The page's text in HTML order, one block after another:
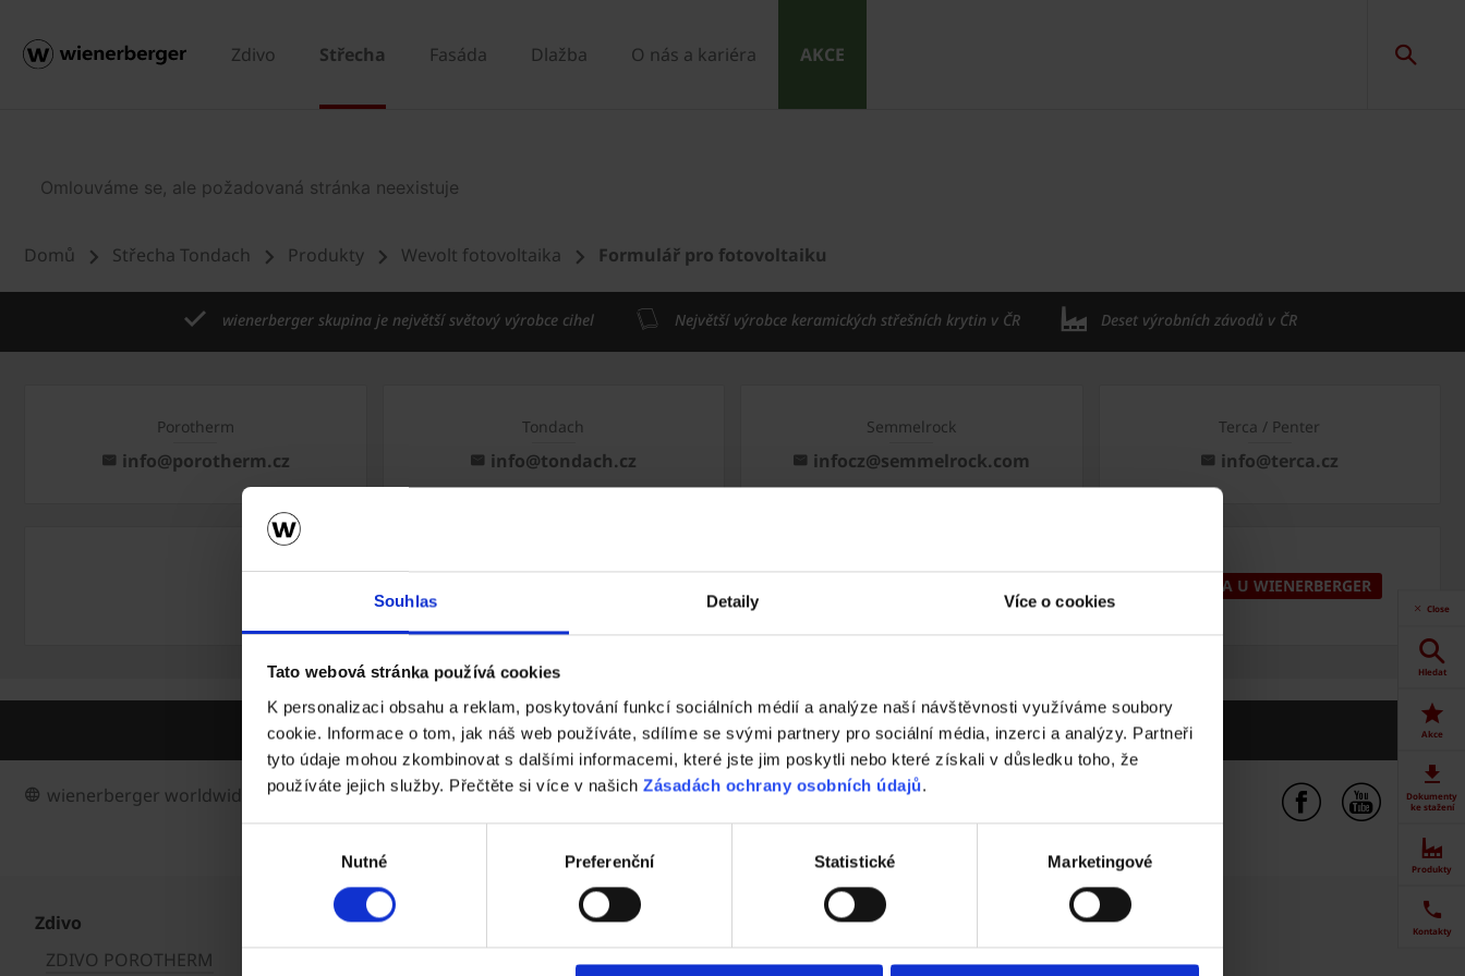
Souhlas Detaily Více o cookies
Tato webová stránka používá cookies
K personalizaci obsahu a reklam, poskytování funkcí sociálních médií a analýze naší návštěvnosti využíváme soubory
cookie. Informace o tom, jak náš web používáte, sdílíme se svými partnery pro sociální média, inzerci a analýzy. Partneři
tyto údaje mohou zkombinovat s dalšími informacemi, které jste jim poskytli nebo které získali v důsledku toho, že
používáte jejich služby. Přečtěte si více v našich Zásadách ochrany osobních údajů.
Nutné Preferenční Statistické Marketingové
Zdivo Střecha Fasáda Dlažba O nás a kariéra AKCE
Close
Hledat
Akce
Dokumenty
ke stažení
Produkty
Kontakty
Domů Střecha Tondach Produkty Wevolt fotovoltaika Formulář pro fotovoltaiku
wienerberger skupina je největší světový výrobce cihel Největší výrobce keramických střešních krytin v ČR Deset výrobních závodů v ČR
Porotherm
info@porotherm.cz
Tondach
info@tondach.cz
Semmelrock
infocz@semmelrock.com
Terca / Penter
info@terca.cz
+420 800 240 250
info@wienerberger.cz
KARIÉRA U WIENERBERGER
Důležité odkazy
wienerberger worldwide
WIENERBERGER NOVINKY
Zdivo
ZDIVO POROTHERM
STŘEŠNÍ TAŠKY TONDACH
FASÁDY TERCA